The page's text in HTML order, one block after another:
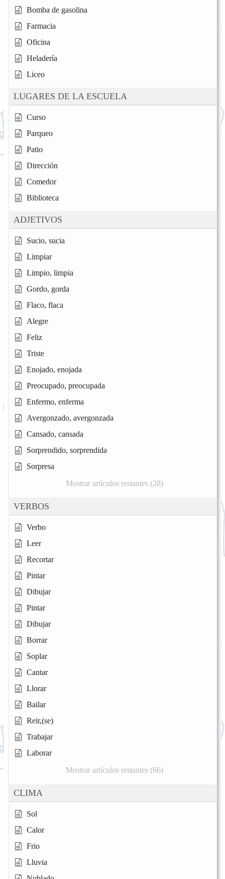
Bomba de gasolina
Farmacia
Oficina
Heladería
Liceo
LUGARES DE LA ESCUELA
Curso
Parqueo
Patio
Dirección
Comedor
Biblioteca
ADJETIVOS
Sucio, sucia
Limpiar
Limpio, limpia
Gordo, gorda
Flaco, flaca
Alegre
Feliz
Triste
Enojado, enojada
Preocupado, preocupada
Enfermo, enferma
Avergonzado, avergonzada
Cansado, cansada
Sorprendido, sorprendida
Sorpresa
Mostrar artículos restantes (28)
VERBOS
Verbo
Leer
Recortar
Pintar
Dibujar
Pintar
Dibujar
Borrar
Soplar
Cantar
Llorar
Bailar
Reir,(se)
Trabajar
Laborar
Mostrar artículos restantes (66)
CLIMA
Sol
Calor
Frio
Lluvia